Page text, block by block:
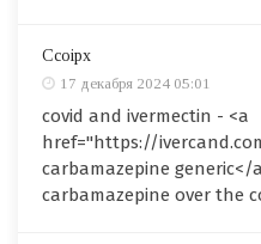
Ccoipx
17 декабря 2024 05:01
covid and ivermectin - <a
href="https://
carbamazepine generic</
carbamazepine over the